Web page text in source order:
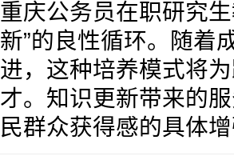
重庆公务员在职研究
新”的良性循环。随着
进，这种培养模式将
才。知识更新带来的
民群众获得感的具体